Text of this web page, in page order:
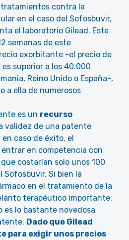
contra la
en el caso del Sofosbuvir,
el laboratorio Gilead. Este
semanas de este
exorbitante -el precio de
superior a los 40.000
Reino Unido o España-,
a ella de numerosos
es un recurso
validez de una patente
caso de éxito, el
en competencia con
costarían solo unos 100
Sofosbuvir. Si bien la
en el tratamiento de la
terapéutico importante,
es lo bastante novedosa
Dado que Gilead
para exigir unos precios